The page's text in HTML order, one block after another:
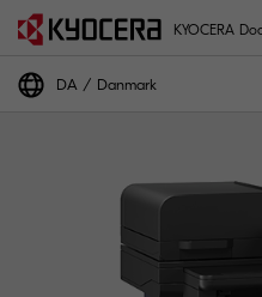
KYOCERA
DA Danmark